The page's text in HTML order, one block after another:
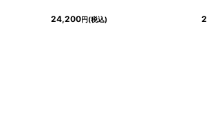
24,200円(税込)